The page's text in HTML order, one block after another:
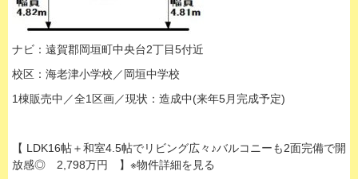
ナビ：遠賀郡岡垣町中央台2丁目5付近
校区：海老津小学校／岡垣中学校
1棟販売中／全1区画／現状：造成中(来年5月完成予定)
【 LDK16帖＋和室4.5帖でリビング広々♪バルコニーも2面完備で開
放感◎ 2,798万円 】※物件詳細を見る